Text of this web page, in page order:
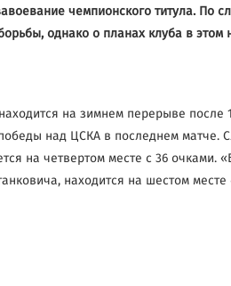
чемпионского титула.
однако о планах клуба в
на зимнем перерыве
над ЦСКА в последнем матче.
на четвертом месте с 36 очками.
находится на шестом месте